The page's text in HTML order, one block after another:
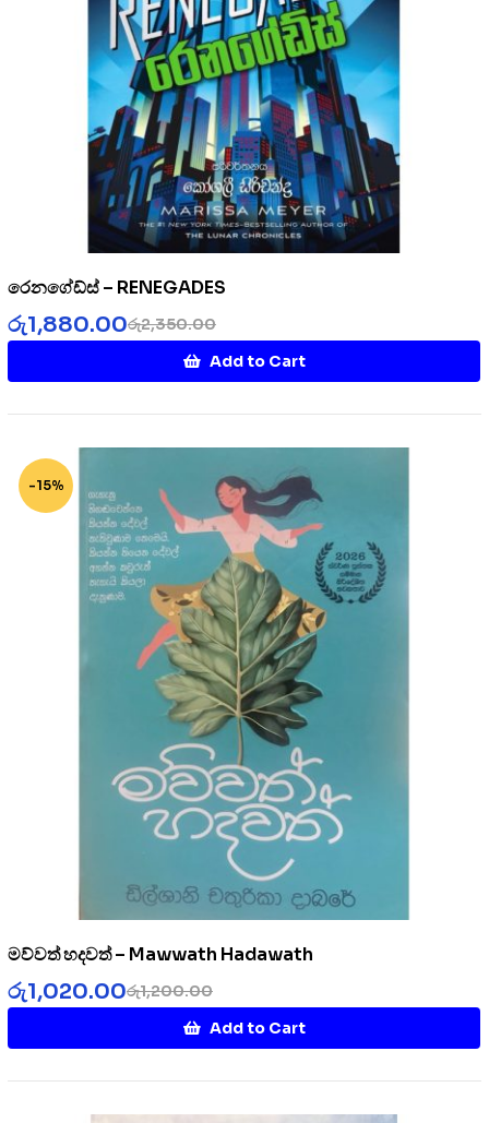
රෙනගේඩ්ස් – RENEGADES
රු2,350.00
රු1,880.00
Add to Cart
-15%
මව්වත් හදවත් – Mawwath Hadawath
රු1,200.00
රු1,020.00
Add to Cart